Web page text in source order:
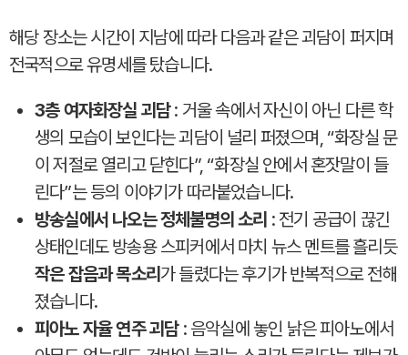
해당 장소는 시간이 지남에 따라 다음과 같은 괴담이 퍼지며
전국적으로 유명세를 탔습니다.
3층 여자화장실 괴담: 거울 속에서 자신이 아닌 다른 학
생의 모습이 보인다는 괴담이 널리 퍼졌으며, “화장실 문
이 저절로 열리고 닫힌다”, “화장실 안에서 혼잣말이 들
린다”는 등의 이야기가 따라붙었습니다.
방송실에서 나오는 정체불명의 소리 : 전기 공급이 끊긴
상태인데도 방송용 스피커에서 마치 뉴스 멘트를 흘리듯
작은 잡음과 목소리 가 들렸다는 후기가 반복적으로 전해
졌습니다.
피아노 자율 연주 괴담: 음악실에 놓인 낡은 피아노에서